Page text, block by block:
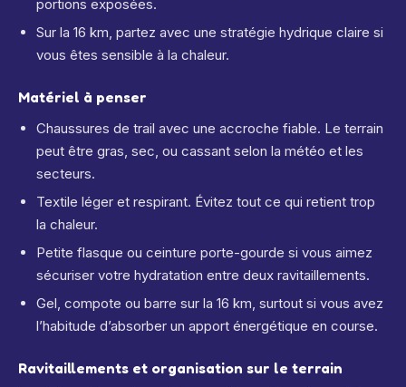
portions exposées.
Sur la 16 km, partez avec une stratégie hydrique claire si
vous êtes sensible à la chaleur.
Matériel à penser
Chaussures de trail avec une accroche fiable. Le terrain
peut être gras, sec, ou cassant selon la météo et les
secteurs.
Textile léger et respirant. Évitez tout ce qui retient trop
la chaleur.
Petite flasque ou ceinture porte-gourde si vous aimez
sécuriser votre hydratation entre deux ravitaillements.
Gel, compote ou barre sur la 16 km, surtout si vous avez
l’habitude d’absorber un apport énergétique en course.
Ravitaillements et organisation sur le terrain